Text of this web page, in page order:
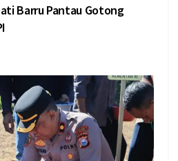
Barru Pantau Gotong